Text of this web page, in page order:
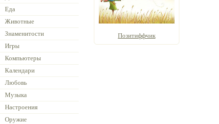
Еда
Животные
Знаменитости
Игры
Компьютеры
Календари
Любовь
Музыка
Настроения
Оружие
Позитиффчик